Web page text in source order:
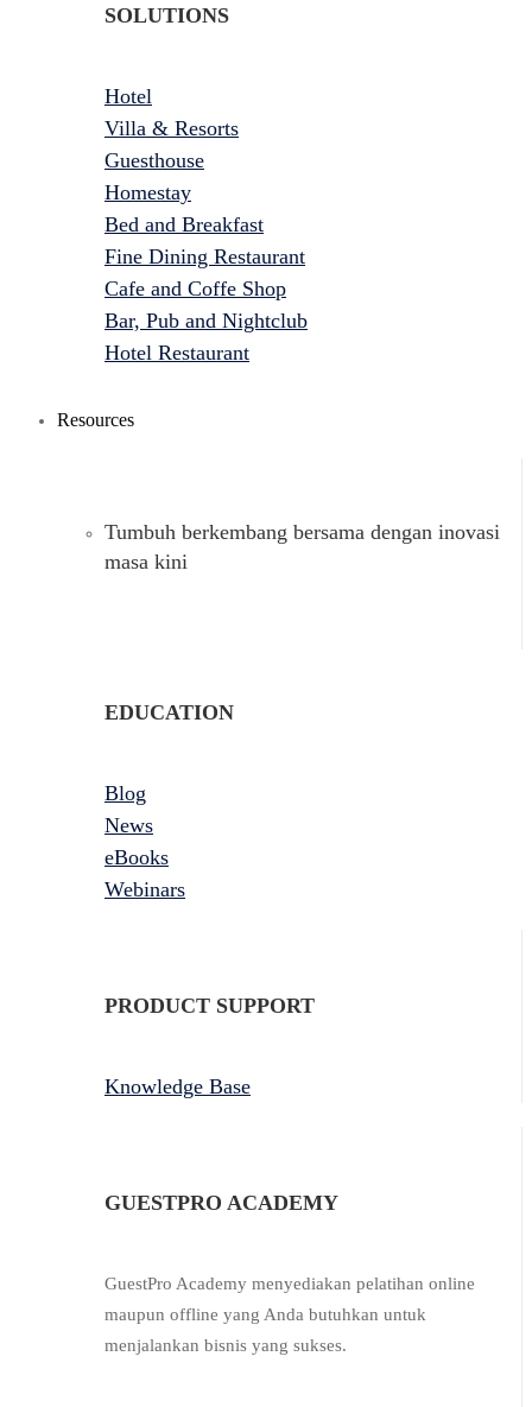
SOLUTIONS
Hotel
Villa & Resorts
Guesthouse
Homestay
Bed and Breakfast
Fine Dining Restaurant
Cafe and Coffe Shop
Bar, Pub and Nightclub
Hotel Restaurant
Resources
Tumbuh berkembang bersama dengan inovasi
masa kini
EDUCATION
Blog
News
eBooks
Webinars
PRODUCT SUPPORT
Knowledge Base
GUESTPRO ACADEMY
GuestPro Academy menyediakan pelatihan online
maupun offline yang Anda butuhkan untuk
menjalankan bisnis yang sukses.